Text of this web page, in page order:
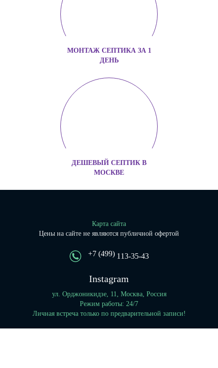
МОНТАЖ СЕПТИКА ЗА 1
ДЕНЬ
ДЕШЕВЫЙ СЕПТИК В
МОСКВЕ
Карта сайта
Цены на сайте не являются публичной офертой
+7 (499)113-35-43
Instagram
ул. Орджоникидзе, 11, Москва, Россия
Режим работы: 24/7
Личная встреча только по предварительной записи!